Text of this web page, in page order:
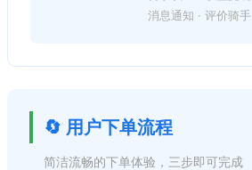
消息通知 · 评价骑手
🔄 用户下单流程
简洁流畅的下单体验，三步即可完成